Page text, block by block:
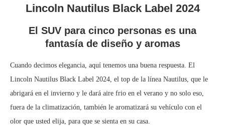
Lincoln Nautilus Black Label 2024
El SUV para cinco personas es una
fantasía de diseño y aromas
Cuando decimos elegancia, aquí tenemos una buena respuesta. El
Lincoln Nautilus Black Label 2024, el top de la línea Nautilus, que le
abrigará en el invierno y le dará aire frio en el verano y no solo eso,
fuera de la climatización, también le aromatizará su vehículo con el
olor que usted elija, para que se sienta en su casa.